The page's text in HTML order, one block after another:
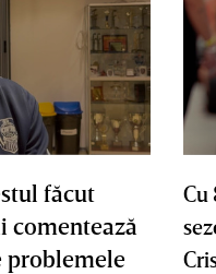
făcut
comentează
problemele
Cu